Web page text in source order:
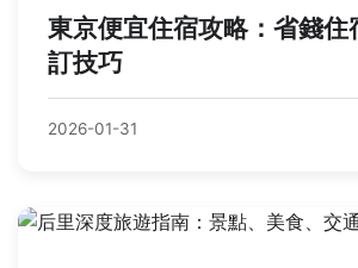
東京便宜住宿攻略：省錢住
訂技巧
2026-01-31